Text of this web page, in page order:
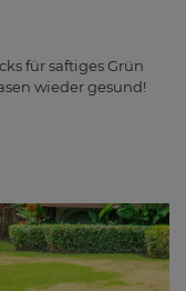
für saftiges Grün
wieder gesund!